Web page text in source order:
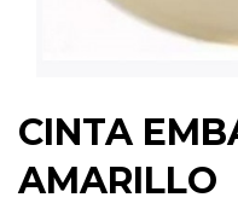
CINTA
AMARILLO